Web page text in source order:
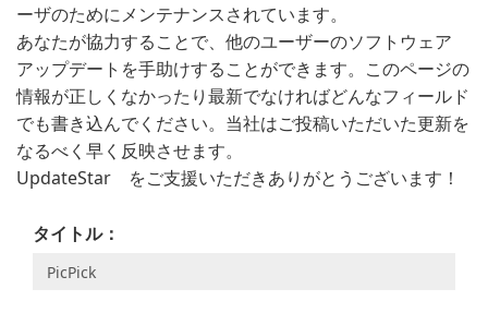
ーザのためにメンテナンスされています。
あなたが協力することで、他のユーザーのソフトウェア
アップデートを手助けすることができます。このページの
情報が正しくなかったり最新でなければどんなフィールド
でも書き込んでください。当社はご投稿いただいた更新を
なるべく早く反映させます。
UpdateStar をご支援いただきありがとうございます！
タイトル：